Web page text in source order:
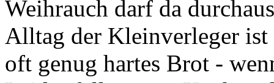
Weihrauch darf da
Alltag der Kleinverleger ist
oft genug hartes Brot -